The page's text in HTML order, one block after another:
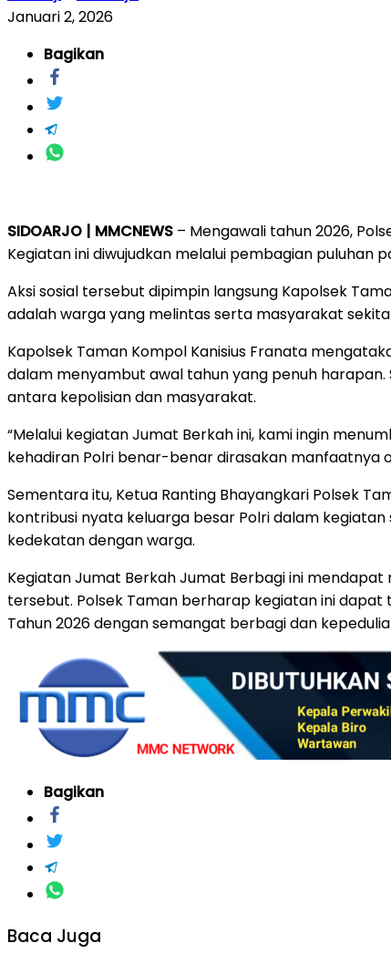
Januari 2, 2026
Bagikan
SIDOARJO | MMCNEWS – Mengawali tahun 2026,
Kegiatan ini diwujudkan melalui pembagian puluhan
Aksi sosial tersebut dipimpin langsung Kapolsek
adalah warga yang melintas serta masyarakat
Kapolsek Taman Kompol Kanisius Franata
dalam menyambut awal tahun yang penuh
antara kepolisian dan masyarakat.
“Melalui kegiatan Jumat Berkah ini, kami ingin
kehadiran Polri benar-benar dirasakan manfaatnya
Sementara itu, Ketua Ranting Bhayangkari Polsek
kontribusi nyata keluarga besar Polri dalam
kedekatan dengan warga.
Kegiatan Jumat Berkah Jumat Berbagi ini
tersebut. Polsek Taman berharap kegiatan ini dapat
Tahun 2026 dengan semangat berbagi dan
Bagikan
Baca Juga